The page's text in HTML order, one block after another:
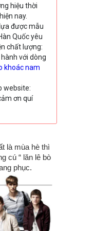
hiệu thời
nay.
được mẫu
Quốc yêu
chất lượng:
với dòng
khoác nam
website:
ơn quí
là mùa hè thì
cú “ lăn lê bò
phục.